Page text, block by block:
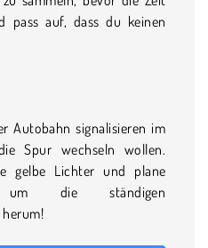
pass auf, dass du keinen
Autobahn signalisieren im
Spur wechseln wollen.
gelbe Lichter und plane
die ständigen